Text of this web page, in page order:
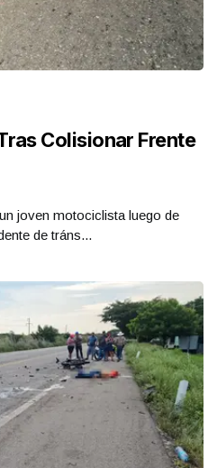
Colisionar Frente
joven motociclista luego de
de tráns...